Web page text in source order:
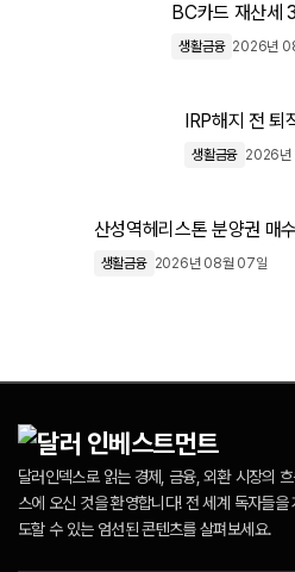
BC카드 재산세
생활금융 2026년
IRP해지 전 퇴
생활금융 2026년
산성역헤리스톤 분양권 매
생활금융 2026년 08월 07일
달러인덱스로 읽는 경제, 금융, 외환 시장의
스에 오신 것을 환영합니다! 전 세계 독자들
도할 수 있는 엄선된 콘텐츠를 살펴보세요.